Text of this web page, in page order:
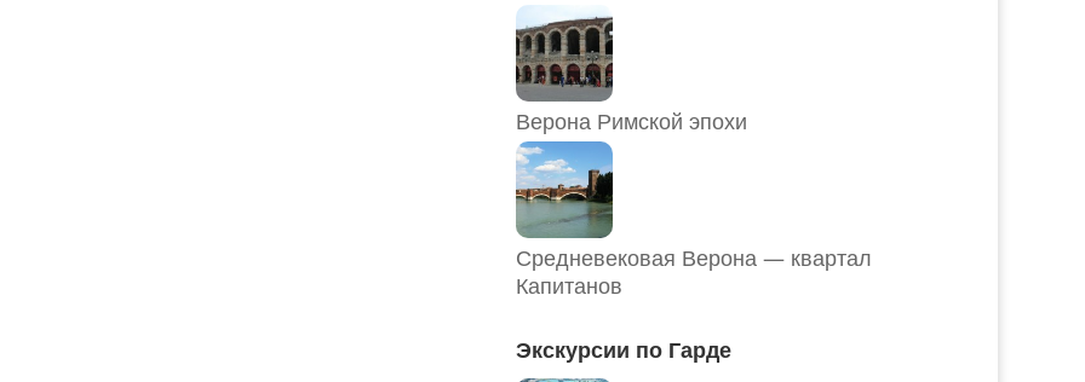
Верона Римской эпохи
Средневековая Верона — квартал
Капитанов
Экскурсии по Гарде